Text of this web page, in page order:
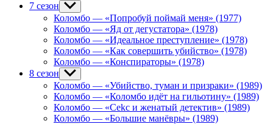
7 сезон Show
sub
menu
Коломбо — «Попробуй поймай меня» (1977)
Коломбо — «Яд от дегустатора» (1978)
Коломбо — «Идеальное преступление» (1978)
Коломбо — «Как совершить убийство» (1978)
Коломбо — «Конспираторы» (1978)
8 сезон Show
sub
menu
Коломбо — «Убийство, туман и призраки» (1989)
Коломбо — «Коломбо идёт на гильотину» (1989)
Коломбо — «Cekc и женатый детектив» (1989)
Коломбо — «Большие манёвры» (1989)